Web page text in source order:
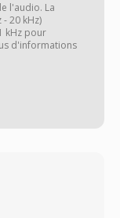
l'audio. La
20 kHz)
kHz pour
d'informations